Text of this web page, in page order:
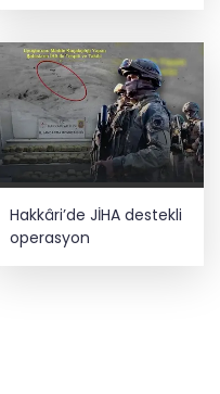
Hakkâri’de JİHA destekli
operasyon